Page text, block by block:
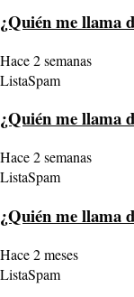
¿Quién me llama
Hace 2 semanas
ListaSpam
¿Quién me llama
Hace 2 semanas
ListaSpam
¿Quién me llama
Hace 2 meses
ListaSpam